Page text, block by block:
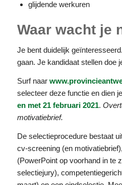
glijdende werkuren
Waar wacht je
Je bent duidelijk
gaan. Je kandidaat stellen doe
Surf naar
selecteer deze functie en dien
en met 21 februari 2021.
motivatiebrief.
De selectieprocedure bestaat
cv-screening (en
(PowerPoint op voorhand in te
selectiejury),